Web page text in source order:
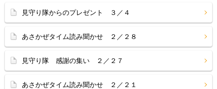
見守り隊からのプレゼント ３／４
あさかぜタイム読み聞かせ ２／２８
見守り隊 感謝の集い ２／２７
あさかぜタイム読み聞かせ ２／２１